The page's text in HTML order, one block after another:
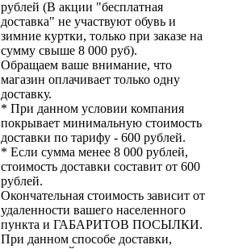
рублей (В акции "бесплатная
доставка" не участвуют обувь и
зимние куртки, только при заказе на
сумму свыше 8 000 руб).
Обращаем ваше внимание, что
магазин оплачивает только одну
доставку.
* При данном условии компания
покрывает минимальную стоимость
доставки по тарифу - 600 рублей.
* Если сумма менее 8 000 рублей,
стоимость доставки составит от 600
рублей.
Окончательная стоимость зависит от
удаленности вашего населенного
пункта и ГАБАРИТОВ ПОСЫЛКИ.
При данном способе доставки,